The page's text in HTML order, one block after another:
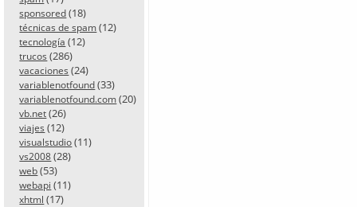
sponsored (18)
técnicas de spam (12)
tecnología (12)
trucos (286)
vacaciones (24)
variablenotfound (33)
variablenotfound.com (20)
vb.net (26)
viajes (12)
visualstudio (11)
vs2008 (28)
web (53)
webapi (11)
xhtml (17)